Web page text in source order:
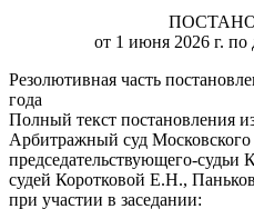
от 1 июня 2026 г.
Резолютивная часть
года
Полный текст постановления
Арбитражный суд Московского
председательствующего-судьи
судей Коротковой Е.Н.,
при участии в заседании: